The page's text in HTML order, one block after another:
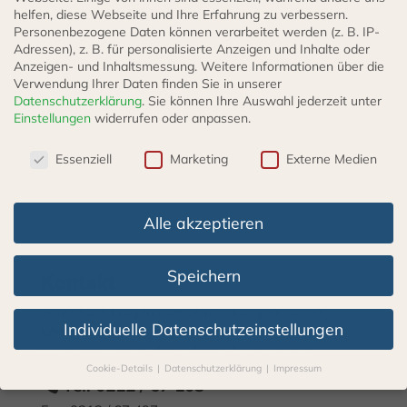
AUSFÜHRUNG WÄHLEN
werden
Sollten Sie Fragen oder Anmerkungen haben,
kontaktieren Sie gerne unseren Kundenservice!
Wir helfen Ihnen, das richtige Teil zu finden.
Tel: 0212 / 67 103
helfen, diese Webseite und Ihre Erfahrung zu verbessern.
Personenbezogene Daten können verarbeitet werden (z. B. IP-
Adressen), z. B. für personalisierte Anzeigen und Inhalte oder
Anzeigen- und Inhaltsmessung. Weitere Informationen über die
Verwendung Ihrer Daten finden Sie in unserer
Datenschutzerklärung. Sie können Ihre Auswahl jederzeit unter
Einstellungen widerrufen oder anpassen.
Essenziell Marketing Externe Medien
Alle akzeptieren
Speichern
Individuelle Datenschutzeinstellungen
Cookie-Details Datenschutzerklärung Impressum
Datenschutzeinstellungen